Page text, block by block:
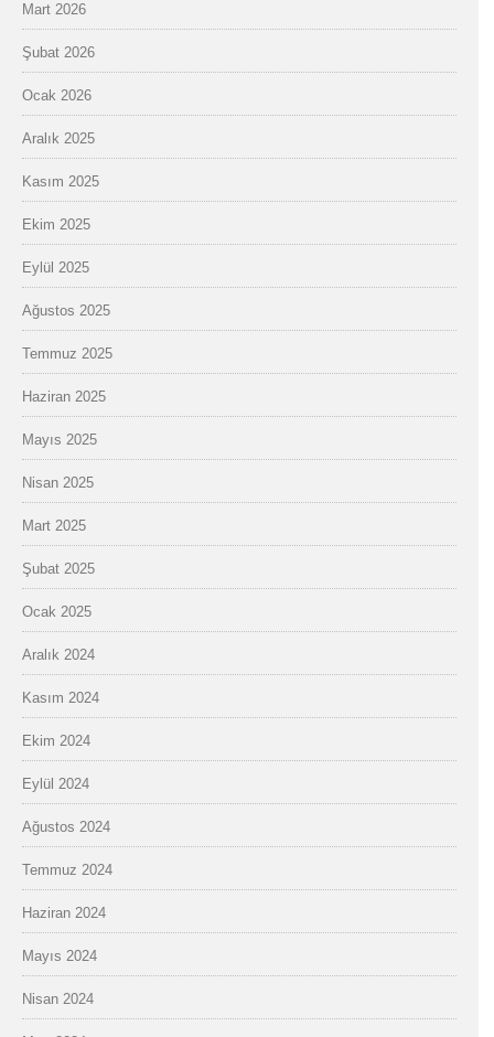
Mart 2026
Şubat 2026
Ocak 2026
Aralık 2025
Kasım 2025
Ekim 2025
Eylül 2025
Ağustos 2025
Temmuz 2025
Haziran 2025
Mayıs 2025
Nisan 2025
Mart 2025
Şubat 2025
Ocak 2025
Aralık 2024
Kasım 2024
Ekim 2024
Eylül 2024
Ağustos 2024
Temmuz 2024
Haziran 2024
Mayıs 2024
Nisan 2024